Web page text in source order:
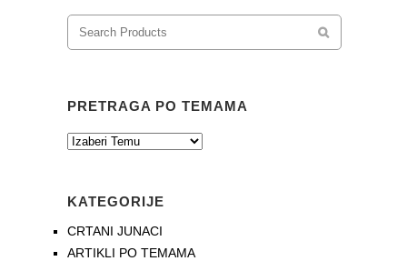
PRETRAGA PO TEMAMA
KATEGORIJE
CRTANI JUNACI
ARTIKLI PO TEMAMA